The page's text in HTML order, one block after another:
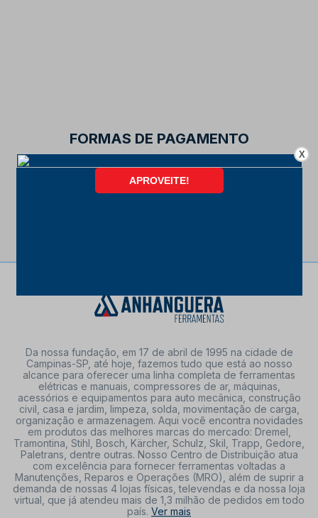
FORMAS DE PAGAMENTO
Da nossa fundação, em 17 de abril de 1995 na cidade de
Campinas-SP, até hoje, fazemos tudo que está ao nosso
alcance para oferecer uma linha completa de ferramentas
elétricas e manuais, compressores de ar, máquinas,
acessórios e equipamentos para auto mecânica, construção
civil, casa e jardim, limpeza, solda, movimentação de carga,
organização e armazenagem. Aqui você encontra novidades
em produtos das melhores marcas do mercado: Dremel,
Tramontina, Stihl, Bosch, Kärcher, Schulz, Skil, Trapp, Gedore,
Paletrans, dentre outras. Nosso Centro de Distribuição atua
com excelência para fornecer ferramentas voltadas a
Manutenções, Reparos e Operações (MRO), além de suprir a
demanda de nossas 4 lojas físicas, televendas e da nossa loja
virtual, que já atendeu mais de 1,3 milhão de pedidos em todo
país. Ver mais
X